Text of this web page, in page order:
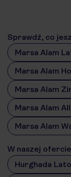
Sprawdź, co
Marsa Alam
Marsa Alam
Marsa Alam
Marsa Alam
Marsa Alam
W naszej
Hurghada